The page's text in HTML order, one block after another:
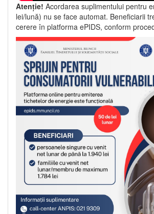
Atenție! Acordarea suplimentului pentru
lei/lună) nu se face automat. Beneficiarii
cerere în platforma ePIDS, conform